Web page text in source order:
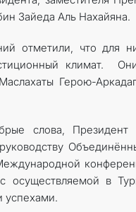
Зайеда Аль Нахайяна.
отметили, что для
климат.
Герою-
слова,
осуществляемой в
успехами.